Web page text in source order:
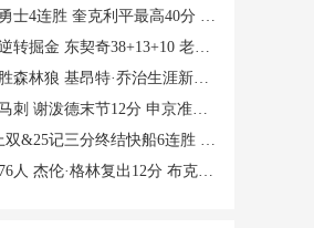
克利平最高40分 库里16中6 库明加20分
奇38+13+10 老詹准三双 穆雷下半场2分
昂特·乔治生涯新高43分 爱德华兹38+8
节12分 申京准三双&KD18+7 文班21中5
终结快船6连胜 哈登25中9 科林斯23分
格林复出12分 布克27分 马克西25中7